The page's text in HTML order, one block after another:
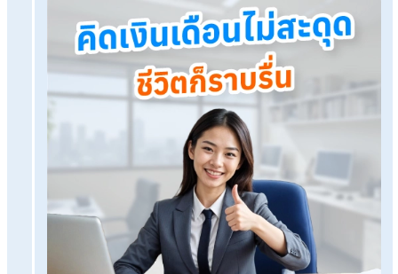
โปรแกรมเงินเดือน HumanSoft
ทดลองใช้ฟรี 30 วันครบทุกฟังก์ชัน
บริการขึ้นระบบ ฟรี ไม่มีค่าใช้จ่ายใดๆ ทั้งสิ้น
ทดลองใช้งานฟรี